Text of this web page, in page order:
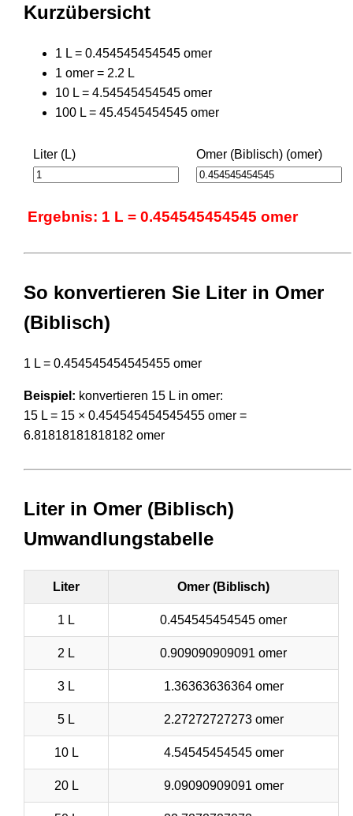
Kurzübersicht
1 L = 0.454545454545 omer
1 omer = 2.2 L
10 L = 4.54545454545 omer
100 L = 45.4545454545 omer
Liter (L) Omer (Biblisch) (omer)
Ergebnis: 1 L = 0.454545454545 omer
So konvertieren Sie Liter in Omer
(Biblisch)
1 L = 0.454545454545455 omer
Beispiel: konvertieren 15 L in omer:
15 L = 15 × 0.454545454545455 omer =
6.81818181818182 omer
Liter in Omer (Biblisch)
Umwandlungstabelle
Liter Omer (Biblisch)
1 L 0.454545454545 omer
2 L 0.909090909091 omer
3 L 1.36363636364 omer
5 L 2.27272727273 omer
10 L 4.54545454545 omer
20 L 9.09090909091 omer